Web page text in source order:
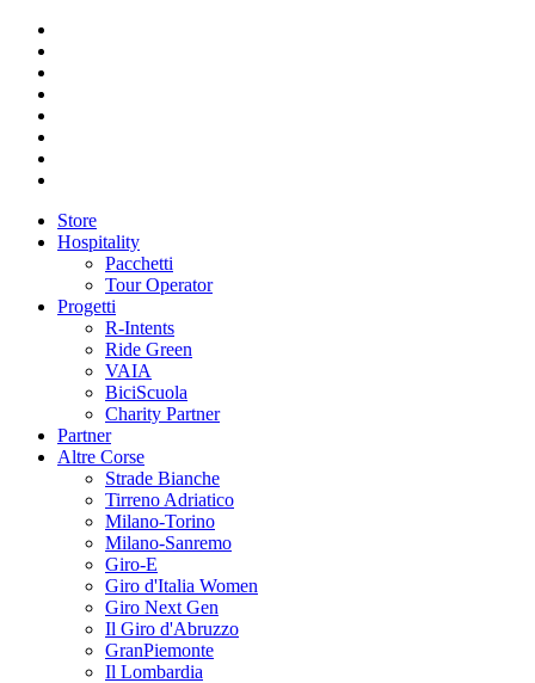
Store
Hospitality
Pacchetti
Tour Operator
Progetti
R-Intents
Ride Green
VAIA
BiciScuola
Charity Partner
Partner
Altre Corse
Strade Bianche
Tirreno Adriatico
Milano-Torino
Milano-Sanremo
Giro-E
Giro d'Italia Women
Giro Next Gen
Il Giro d'Abruzzo
GranPiemonte
Il Lombardia